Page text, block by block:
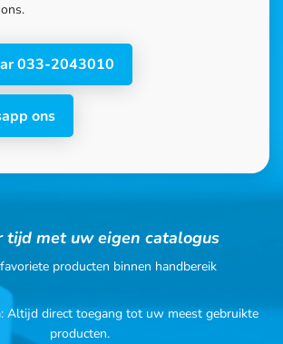
033-2043010
ons
tijd met uw eigen catalogus
producten binnen handbereik
: Altijd direct toegang tot uw meest gebruikte
producten.